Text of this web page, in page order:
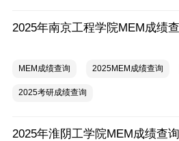
MEM成绩查询 2025MEM成绩查询
2025考研成绩查询